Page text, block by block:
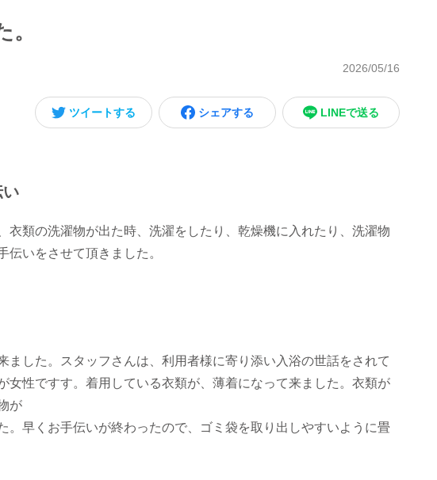
2026/05/16
ツイートする シェアする LINEで送る
い
類の洗濯物が出た時、洗濯をしたり、乾燥機に入れたり、洗濯物
伝いをさせて頂きました。
した。スタッフさんは、利用者様に寄り添い入浴の世話をされて
女性ですす。着用している衣類が、薄着になって来ました。衣類が
が
。早くお手伝いが終わったので、ゴミ袋を取り出しやすいように畳